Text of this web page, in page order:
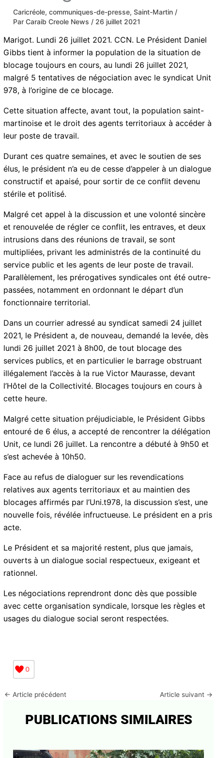
Caricréole,communiques-de-presse,Saint-Martin
/ ParCaraib Creole News /26 juillet 2021
Marigot. Lundi 26 juillet 2021. CCN. Le Président
Daniel Gibbs tient à informer la population de la
situation de blocage toujours en cours, au lundi 26
juillet 2021, malgré 5 tentatives de négociation avec le
syndicat Unit 978, à l’origine de ce blocage.
Cette situation affecte, avant tout, la population saint-
martinoise et le droit des agents territoriaux à accéder
à leur poste de travail.
Durant ces quatre semaines, et avec le soutien de ses
élus, le président n’a eu de cesse d’appeler à un
dialogue constructif et apaisé, pour sortir de ce conflit
devenu stérile et politisé.
Malgré cet appel à la discussion et une volonté sincère
et renouvelée de régler ce conflit, les entraves, et deux
intrusions dans des réunions de travail, se sont
multipliées, privant les administrés de la continuité du
service public et les agents de leur poste de travail.
Parallèlement, les prérogatives syndicales ont été
outre-passées, notamment en ordonnant le départ d’un
fonctionnaire territorial.
Dans un courrier adressé au syndicat samedi 24 juillet
2021, le Président a, de nouveau, demandé la levée,
dès lundi 26 juillet 2021 à 8h00, de tout blocage des
services publics, et en particulier le barrage obstruant
illégalement l’accès à la rue Victor Maurasse, devant
l’Hôtel de la Collectivité. Blocages toujours en cours à
cette heure.
Malgré cette situation préjudiciable, le Président Gibbs
entouré de 6 élus, a accepté de rencontrer la
délégation Unit, ce lundi 26 juillet. La rencontre a
débuté à 9h50 et s’est achevée à 10h50.
Face au refus de dialoguer sur les revendications
relatives aux agents territoriaux et au maintien des
blocages affirmés par l’Uni.t978, la discussion s’est,
une nouvelle fois, révélée infructueuse. Le président en
a pris acte.
Le Président et sa majorité restent, plus que jamais,
ouverts à un dialogue social respectueux, exigeant et
rationnel.
Les négociations reprendront donc dès que possible
avec cette organisation syndicale, lorsque les règles et
usages du dialogue social seront respectées.
0
← Article précédent Article suivant→
PUBLICATIONS SIMILAIRES